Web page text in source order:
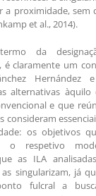
a proximidade, sem
et al., 2014).
da
, é claramente um
Hernández
alternativas
e que
consideram
os objetivos
respetivo
as ILA
singularizam, já
fulcral a